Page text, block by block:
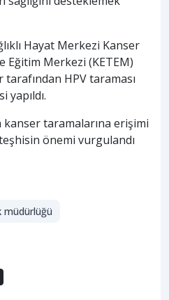
Hayat Merkezi Kanser
Eğitim Merkezi (KETEM)
HPV taraması
yapıldı.
kanser taramalarına erişimi
önemi vurgulandı
müdürlüğü